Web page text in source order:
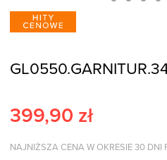
399,90 zł
NAJNIŻSZA CENA W OKRESIE 30 DNI